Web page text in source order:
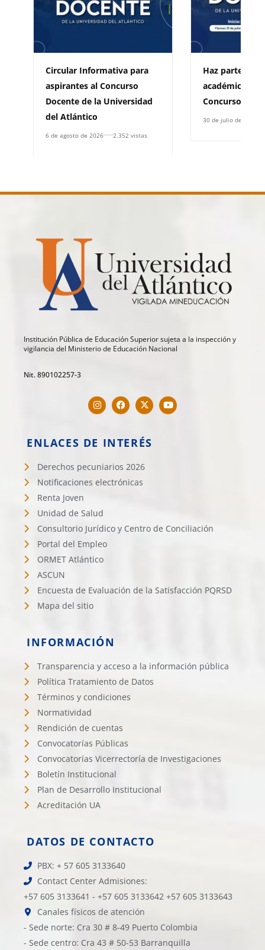
Circular Informativa para
aspirantes al Concurso
Docente de la Universidad
del Atlántico
6 de agosto de 2026 2.352 vistas
Haz parte de
académica:
Concurso
30 de julio de 2026
Institución Pública de Educación Superior sujeta a la inspección y
vigilancia del Ministerio de Educación Nacional
Nit. 890102257-3
ENLACES DE INTERÉS
Derechos pecuniarios 2026
Notificaciones electrónicas
Renta Joven
Unidad de Salud
Consultorio Jurídico y Centro de Conciliación
Portal del Empleo
ORMET Atlántico
ASCUN
Encuesta de Evaluación de la Satisfacción PQRSD
Mapa del sitio
INFORMACIÓN
Transparencia y acceso a la información pública
Política Tratamiento de Datos
Términos y condiciones
Normatividad
Rendición de cuentas
Convocatorías Públicas
Convocatorías Vicerrectoría de Investigaciones
Boletín Institucional
Plan de Desarrollo Institucional
Acreditación UA
DATOS DE CONTACTO
PBX: + 57 605 3133640
Contact Center Admisiones:
+57 605 3133641 - +57 605 3133642 +57 605 3133643
Canales físicos de atención
- Sede norte: Cra 30 # 8-49 Puerto Colombia
- Sede centro: Cra 43 # 50-53 Barranquilla